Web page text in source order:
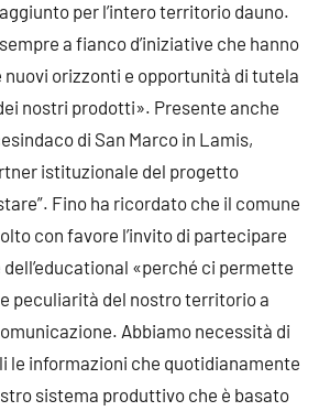
per l’intero territorio dauno.
a fianco d’iniziative che hanno
orizzonti e opportunità di tutela
nostri prodotti». Presente anche
di San Marco in Lamis,
istituzionale del progetto
Fino ha ricordato che il comune
con favore l’invito di partecipare
«perché ci permette
peculiarità del nostro territorio a
Abbiamo necessità di
le informazioni che quotidianamente
sistema produttivo che è basato